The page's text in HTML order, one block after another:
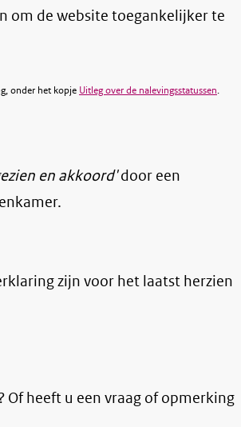
om de website toegankelijker te
onder het kopje Uitleg over de nalevingsstatussen.
en akkoord'door een
zijn voor het laatst herzien
heeft u een vraag of opmerking